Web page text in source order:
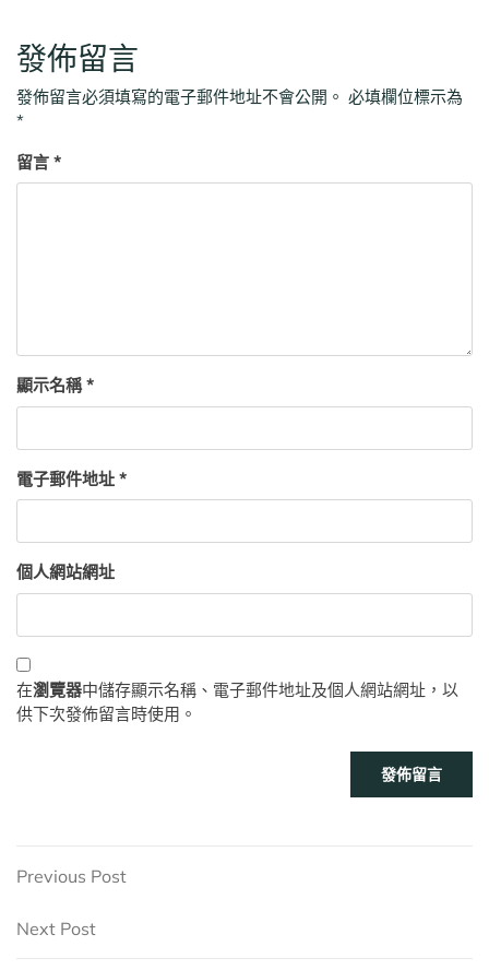
發佈留言
發佈留言必須填寫的電子郵件地址不會公開。 必填欄位標示為
*
留言 *
顯示名稱*
電子郵件地址 *
個人網站網址
在瀏覽器中儲存顯示名稱、電子郵件地址及個人網站網址，以
供下次發佈留言時使用。
文
章
Previous
Previous Post
Next
Next Post